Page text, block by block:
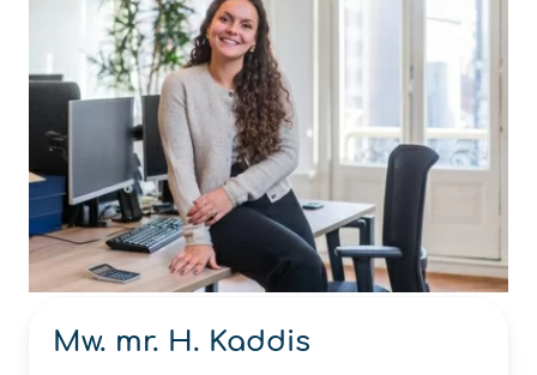
Mw. mr. H. Kaddis